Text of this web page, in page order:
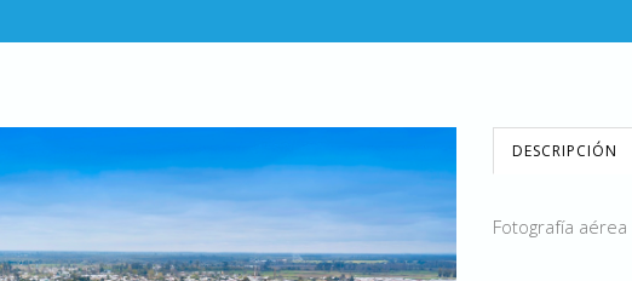
DESCRIPCIÓN
Fotografía